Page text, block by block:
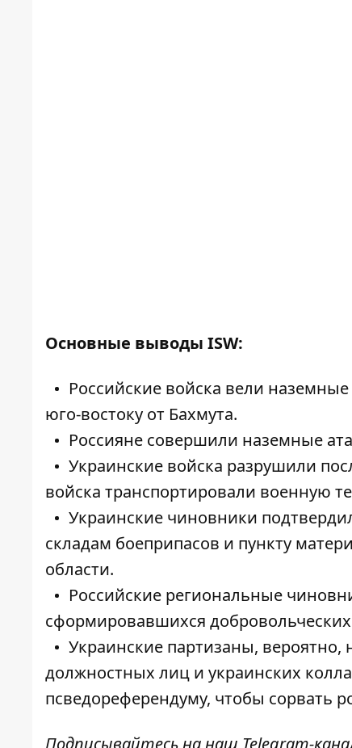
Основные выводы ISW:
Российские войска вели наземные
юго-востоку от Бахмута.
Россияне совершили наземные
Украинские войска разрушили
войска транспортировали военную
Украинские чиновники
складам боеприпасов и пункту
области.
Российские региональные
сформировавшихся
Украинские партизаны,
должностных лиц и украинских
псведореферендуму, чтобы сорвать
Подписывайтесь на наш Telegram-